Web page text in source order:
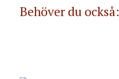
Behöver du också: